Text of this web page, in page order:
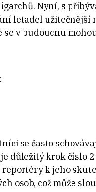
Nyní, s
letadel užitečnější
v budoucnu
se často
důležitý krok číslo 2
reportéry k jeho
osob, což může